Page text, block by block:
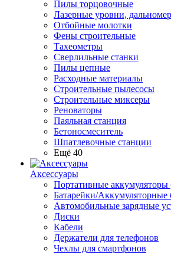
Пилы торцовочные
Лазерные уровни,
Отбойные молотки
Фены строительные
Тахеометры
Сверлильные станки
Пилы цепные
Расходные материалы
Строительные пылесосы
Строительные миксеры
Реноваторы
Паяльная станция
Бетоносмеситель
Шпатлевочные станции
Ещё 40
Аксессуары
Портативные аккумуляторы
Батарейки/Аккумуляторные
Автомобильные зарядные
Диски
Кабели
Держатели для телефонов
Чехлы для смартфонов